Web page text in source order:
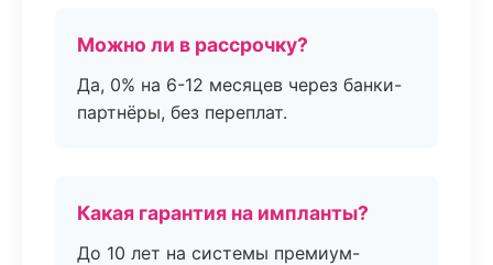
Можно ли в рассрочку?
Да, 0% на 6-12 месяцев через банки-
партнёры, без переплат.
Какая гарантия на импланты?
До 10 лет на системы премиум-